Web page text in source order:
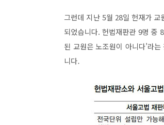
그런데 지난 5월 28일 헌재가
되었습니다. 헌법재판관 9명 중
된 교원은 노조원이 아니다'라
니다.